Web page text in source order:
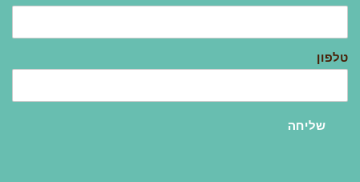
טלפון
שליחה